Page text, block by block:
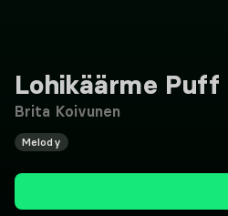
Lohikäärme Puff
Brita Koivunen
Melody